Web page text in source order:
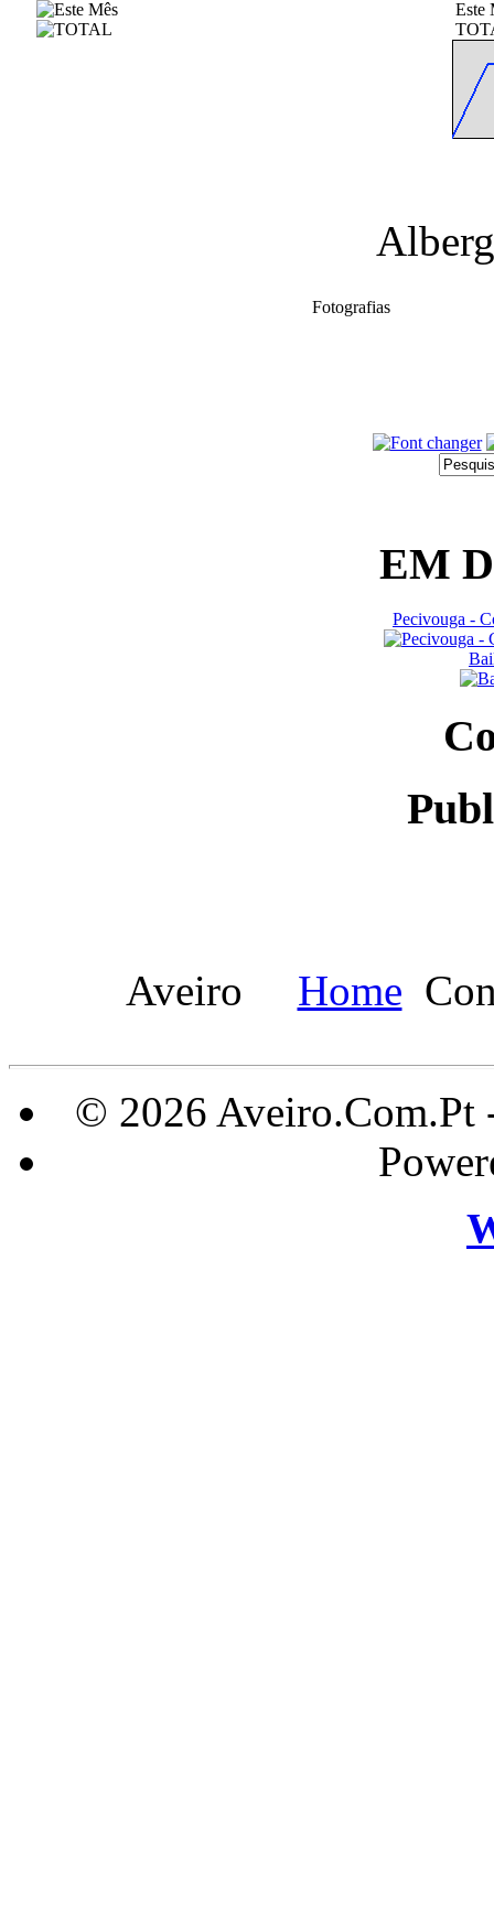
Este
Fotografias
EM
Pecivouga -
Aveiro Home
© 2026 Aveiro.Com.Pt